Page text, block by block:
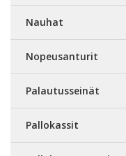
Nauhat
Nopeusanturit
Palautusseinät
Pallokassit